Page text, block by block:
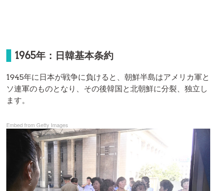
1965年：日韓基本条約
1945年に日本が戦争に負けると、朝鮮半島はアメリカ軍と
ソ連軍のものとなり、その後韓国と北朝鮮に分裂、独立し
ます。
Embed from Getty Images